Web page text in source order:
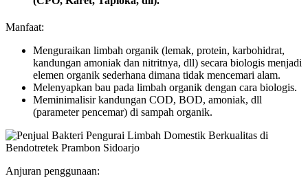
Manfaat:
Menguraikan limbah organik (lemak, protein, karbohidrat,
kandungan amoniak dan nitritnya, dll) secara biologis menjadi
elemen organik sederhana dimana tidak mencemari alam.
Melenyapkan bau pada limbah organik dengan cara biologis.
Meminimalisir kandungan COD, BOD, amoniak, dll
(parameter pencemar) di sampah organik.
Anjuran penggunaan: